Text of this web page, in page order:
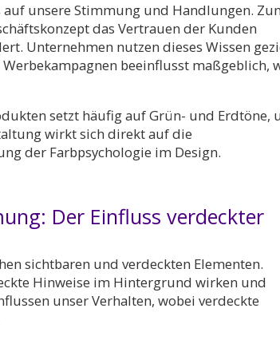
unsere Stimmung und Handlungen.
das Vertrauen der Kunden
Unternehmen nutzen dieses Wissen
beeinflusst maßgeblich,
setzt häufig auf Grün- und Erdtöne,
wirkt sich direkt auf die
der Farbpsychologie im Design.
Der Einfluss verdeckter
sichtbaren und verdeckten Elementen.
Hinweise im Hintergrund wirken und
unser Verhalten, wobei verdeckte